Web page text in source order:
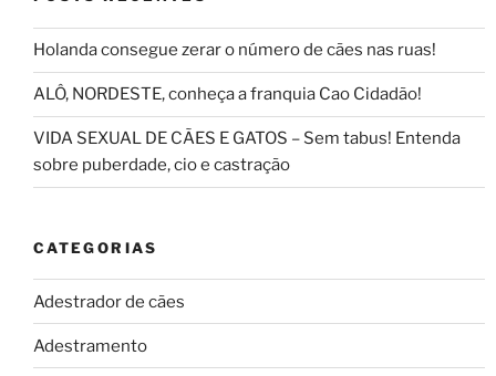
Holanda consegue zerar o número de cães nas ruas!
ALÔ, NORDESTE, conheça a franquia Cao Cidadão!
VIDA SEXUAL DE CÃES E GATOS – Sem tabus! Entenda
sobre puberdade, cio e castração
CATEGORIAS
Adestrador de cães
Adestramento